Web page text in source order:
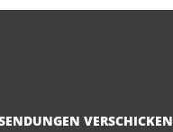
VERSCHICKEN